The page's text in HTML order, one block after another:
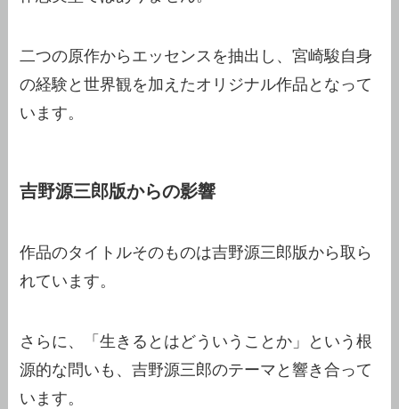
二つの原作からエッセンスを抽出し、宮崎駿自身
の経験と世界観を加えたオリジナル作品となって
います。
吉野源三郎版からの影響
作品のタイトルそのものは吉野源三郎版から取ら
れています。
さらに、「生きるとはどういうことか」という根
源的な問いも、吉野源三郎のテーマと響き合って
います。